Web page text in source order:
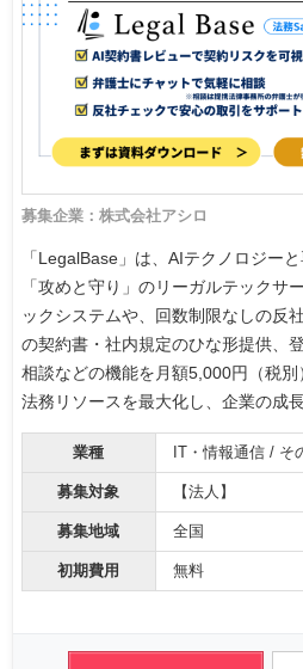
募集企業：株式会社アシロ
「LegalBase」は、AIテクノロジー
「攻めと守り」のリーガルテックサ
ックシステムや、回数制限なしの反
の契約書・社内規定のひな形提供、
相談などの機能を月額5,000円（税
法務リソースを最大化し、企業の成
業種 IT・情報通信 / そ
募集対象 【法人】
募集地域 全国
初期費用 無料